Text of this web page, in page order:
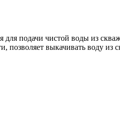
подачи чистой воды из
позволяет выкачивать воду